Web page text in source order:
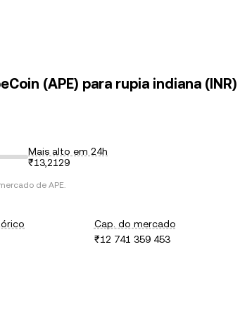
(APE) para rupia indiana (INR)
Mais alto em 24h
₹13,2129
de APE.
Cap. do mercado
₹12 741 359 453